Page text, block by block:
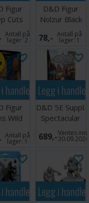
Figur
Cuts
Royal
Antall på
lager:2
D&D Figur
Nolzur Black
Pudding
78,- Antall på
lager:1
handlekurven
Figur
Wild
W
2
Antall på
lager:1
Legg i
D&D 5E Suppl.
Spectacular
Settlements
689,-Ventes inn
30.09.2026
handlekurven
Legg i